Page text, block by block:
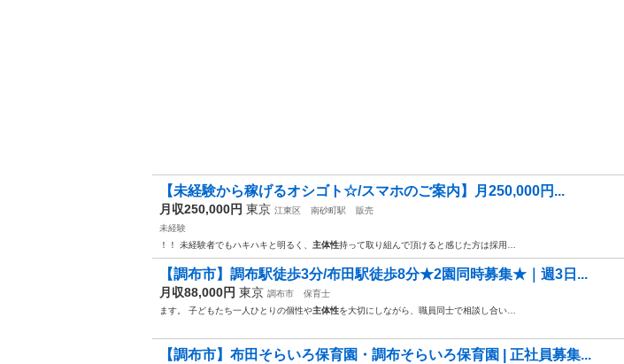
【未経験から稼げるオシゴト☆/スマホのご案内】月250,000円...
月収250,000円 東京 江東区 南砂町駅
販売
未経験
！！ 未経験者でもハキハキと明るく、 主体性持って取り組んで頂けると感じた方は採用…
【調布市】調布駅徒歩3分/布田駅徒歩8分★2園同時募集★｜週3日...
月収88,000円 東京 調布市
保育士
ます。 子どもたち一人ひとりの個性や主体性を大切にしながら、職員同士で相談し合い…
【調布市】布田そらいろ保育園・調布そらいろ保育園 | 正社員募集...